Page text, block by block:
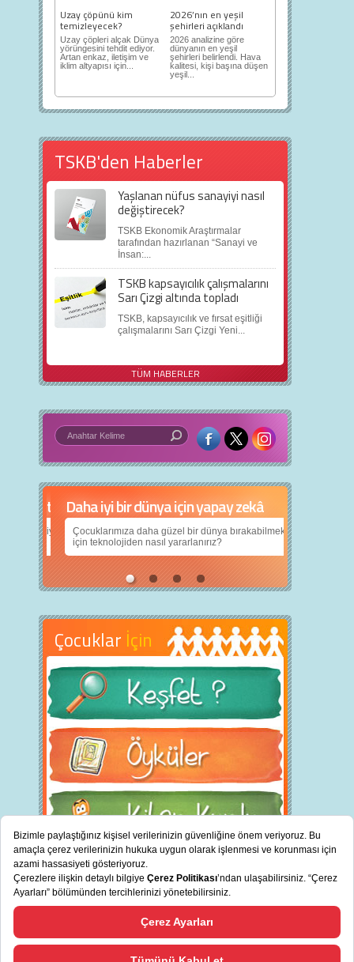
Uzay çöpünü kim
temizleyecek?
Uzay çöpleri alçak Dünya
yörüngesini tehdit ediyor.
Artan enkaz, iletişim ve
iklim altyapısı için...
2026’nın en yeşil
şehirleri açıklandı
2026 analizine göre
dünyanın en yeşil
şehirleri belirlendi. Hava
kalitesi, kişi başına düşen
yeşil...
TSKB'den Haberler
Yaşlanan nüfus sanayiyi nasıl
değiştirecek?
TSKB Ekonomik Araştırmalar
tarafından hazırlanan “Sanayi ve
İnsan:...
TSKB kapsayıcılık çalışmalarını
Sarı Çizgi altında topladı
TSKB, kapsayıcılık ve fırsat eşitliği
çalışmalarını Sarı Çizgi Yeni...
TÜM HABERLER
Daha iyi bir dünya için yapay zekâ
Çocuklarımıza daha güzel bir dünya bırakabilmek
için teknolojiden nasıl yararlanırız?
Çocuklar İçin